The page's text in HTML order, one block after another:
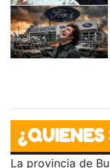
¿QUIENES
La provincia de